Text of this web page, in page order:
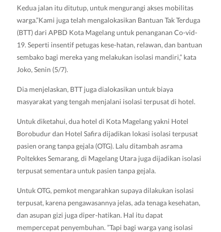
Kedua jalan itu ditutup, untuk mengurangi akses mobilitas
warga.”Kami juga telah mengalokasikan Bantuan Tak Terduga
(BTT) dari APBD Kota Magelang untuk penanganan Co-vid-
19. Seperti insentif petugas kese-hatan, relawan, dan bantuan
sembako bagi mereka yang melakukan isolasi mandiri,” kata
Joko, Senin (5/7).
Dia menjelaskan, BTT juga dialokasikan untuk biaya
masyarakat yang tengah menjalani isolasi terpusat di hotel.
Untuk diketahui, dua hotel di Kota Magelang yakni Hotel
Borobudur dan Hotel Safira dijadikan lokasi isolasi terpusat
pasien orang tanpa gejala (OTG). Lalu ditambah asrama
Poltekkes Semarang, di Magelang Utara juga dijadikan isolasi
terpusat sementara untuk pasien tanpa gejala.
Untuk OTG, pemkot mengarahkan supaya dilakukan isolasi
terpusat, karena pengawasannya jelas, ada tenaga kesehatan,
dan asupan gizi juga diper-hatikan. Hal itu dapat
mempercepat penyembuhan. ”Tapi bagi warga yang isolasi